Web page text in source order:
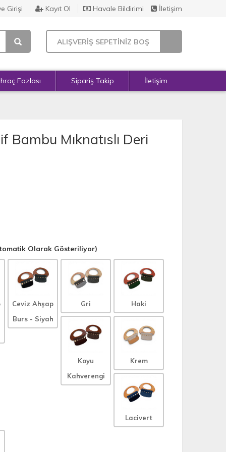
Girişi Kayıt Ol Havale Bildirimi İletişim
ALIŞVERİŞ SEPETİNİZ BOŞ
Fazlası Sipariş Takip İletişim
Mıknatıslı Deri
Olarak Gösteriliyor)
Ceviz Ahşap
Burs - Siyah
Gri Haki
Koyu
Kahverengi
Krem
Lacivert